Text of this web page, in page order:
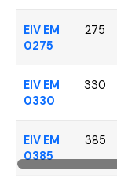
EIV EM
0275
275
EIV EM
0330
330
EIV EM
0385
385